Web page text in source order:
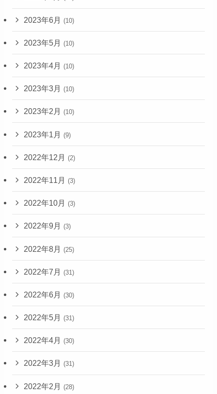
2023年6月 (10)
2023年5月 (10)
2023年4月 (10)
2023年3月 (10)
2023年2月 (10)
2023年1月 (9)
2022年12月 (2)
2022年11月 (3)
2022年10月 (3)
2022年9月 (3)
2022年8月 (25)
2022年7月 (31)
2022年6月 (30)
2022年5月 (31)
2022年4月 (30)
2022年3月 (31)
2022年2月 (28)